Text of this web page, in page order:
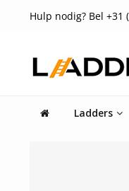
Hulp nodig? Bel +31
Ladders